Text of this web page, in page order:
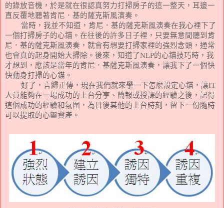
的錄放音機，於是就在很認真努力打掃房子的這一整天，耳邊一
直反覆地聽著肯尼．基的薩克斯風演奏。
當時，我並不知道，肯尼．基的薩克斯風演奏在我心裡下了
一個打掃房子的心錨。在往後的許多日子裡，只要無意間聽到肯
尼．基的薩克斯風演奏，就會有想要打掃家裡的強烈念頭，通常
也會真的起身開始大掃除。後來，知道了NLP的心錨技巧時，我
才想到，應該是當年的肯尼．基薩克斯風演奏，讓我下了一個快
快動身打掃的心錨。
好了，言歸正傳，現在我們就來學一下怎麼設定心錨，讓IT
人員能夠在一場成功的上台分享、簡報或授課的經驗之後，記得
這個成功的經驗和氛圍，為日後其他的上台時刻，留下一份隨時
可以提取的心靈資產。